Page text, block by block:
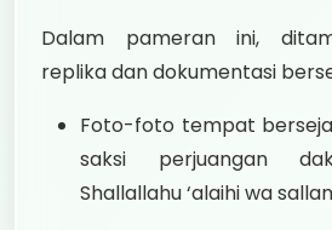
Dalam pameran ini,
replika dan dokumentasi
Foto-foto tempat
saksi perjuangan
Shallallahu ‘alaihi wa